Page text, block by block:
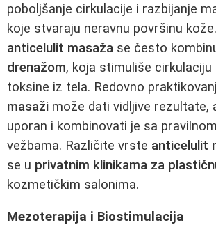
poboljšanje cirkulacije i razbijanje
koje stvaraju neravnu površinu
anticelulit masaža se često
drenažom, koja stimuliše cirkulaciju
toksine iz tela. Redovno
masaži može dati vidljive rezultate,
uporan i kombinovati je sa
vežbama. Različite vrste anticelulit
se u privatnim klinikama za
kozmetičkim salonima.
Mezoterapija i Biostimulacija